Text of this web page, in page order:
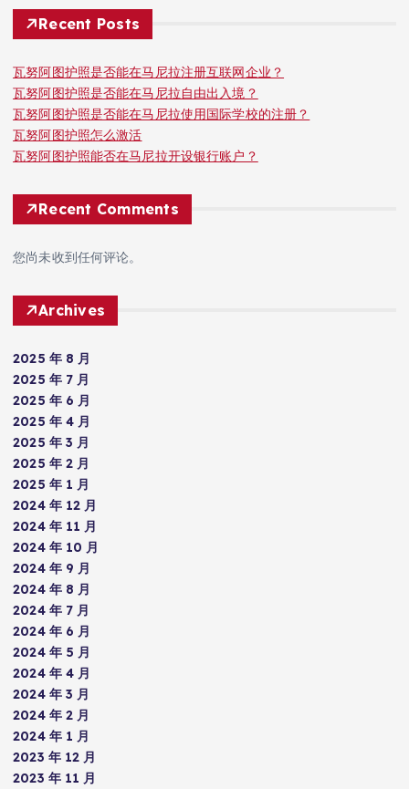
Recent Posts
瓦努阿图护照是否能在马尼拉注册互联网企业？
瓦努阿图护照是否能在马尼拉自由出入境？
瓦努阿图护照是否能在马尼拉使用国际学校的注册？
瓦努阿图护照怎么激活
瓦努阿图护照能否在马尼拉开设银行账户？
Recent Comments
您尚未收到任何评论。
Archives
2025 年 8 月
2025 年 7 月
2025 年 6 月
2025 年 4 月
2025 年 3 月
2025 年 2 月
2025 年 1 月
2024 年 12 月
2024 年 11 月
2024 年 10 月
2024 年 9 月
2024 年 8 月
2024 年 7 月
2024 年 6 月
2024 年 5 月
2024 年 4 月
2024 年 3 月
2024 年 2 月
2024 年 1 月
2023 年 12 月
2023 年 11 月